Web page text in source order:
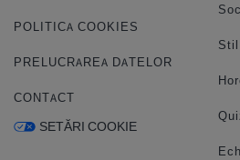
POLITICA COOKIES
PRELUCRAREA DATELOR
CONTACT
SETĂRI COOKIE
Stil